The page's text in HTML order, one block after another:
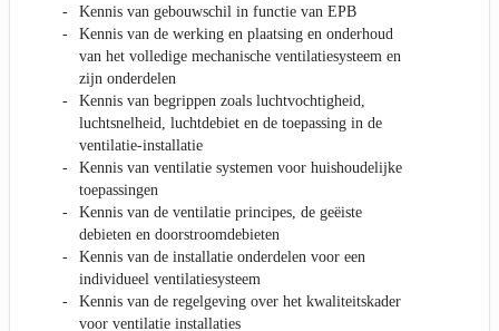
Kennis van gebouwschil in functie van EPB
Kennis van de werking en plaatsing en onderhoud
van het volledige mechanische ventilatiesysteem en
zijn onderdelen
Kennis van begrippen zoals luchtvochtigheid,
luchtsnelheid, luchtdebiet en de toepassing in de
ventilatie-installatie
Kennis van ventilatie systemen voor huishoudelijke
toepassingen
Kennis van de ventilatie principes, de geëiste
debieten en doorstroomdebieten
Kennis van de installatie onderdelen voor een
individueel ventilatiesysteem
Kennis van de regelgeving over het kwaliteitskader
voor ventilatie installaties